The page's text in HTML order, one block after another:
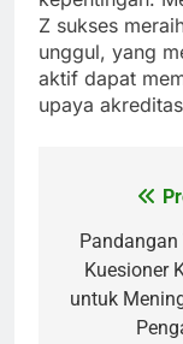
Z sukses
unggul, yang
aktif dapat
upaya
Pandangan
Kuesioner
untuk